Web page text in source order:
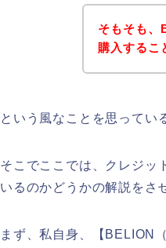
そもそも、
購入するこ
という風なことを思ってい
そこでここでは、クレジッ
いるのかどうかの解説をさ
まず、私自身、【BELION